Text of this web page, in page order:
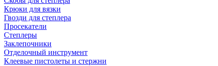
Крюки для вязки
Гвозди для степлера
Просекатели
Степлеры
Заклепочники
Отделочный инструмент
Клеевые пистолеты и стержни